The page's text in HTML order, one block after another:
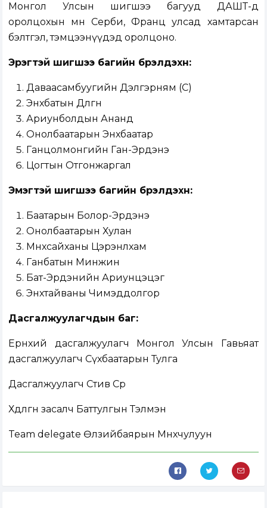
Монгол Улсын шигшээ багууд ДАШТ-д
оролцохын өмнө Серби, Франц улсад хамтарсан
бэлтгэл, тэмцээнүүдэд оролцоно.
Эрэгтэй шигшээ багийн бүрэлдэхүүн:
Даваасамбуугийн Дэлгэрням (С)
Энхбатын Дөлгөөн
Ариунболдын Ананд
Онолбаатарын Энхбаатар
Ганцолмонгийн Ган-Эрдэнэ
Цогтын Отгонжаргал
Эмэгтэй шигшээ багийн бүрэлдэхүүн:
Баатарын Болор-Эрдэнэ
Онолбаатарын Хулан
Мөнхсайханы Цэрэнлхам
Ганбатын Минжин
Бат-Эрдэнийн Ариунцэцэг
Энхтайваны Чимэддолгор
Дасгалжуулагчдын баг:
Ерөнхий дасгалжуулагч Монгол Улсын Гавьяат
дасгалжуулагч Сүхбаатарын Тулга
Дасгалжуулагч Стив Сөр
Хөдөлгөөн засалч Баттулгын Тэлмэн
Team delegate Өлзийбаярын Мөнхчулуун